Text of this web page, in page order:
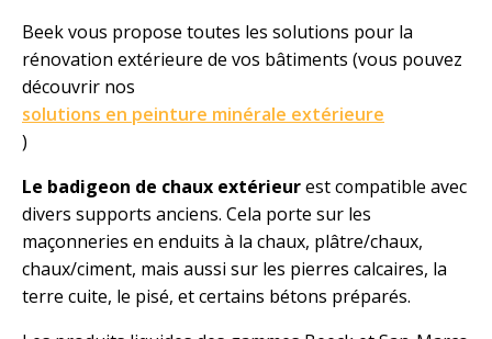
Beek vous propose toutes les solutions pour la
rénovation extérieure de vos bâtiments (vous pouvez
découvrir nos
solutions en peinture minérale extérieure
)
Le badigeon de chaux extérieurest compatible avec
divers supports anciens. Cela porte sur les
maçonneries en enduits à la chaux, plâtre/chaux,
chaux/ciment, mais aussi sur les pierres calcaires, la
terre cuite, le pisé, et certains bétons préparés.